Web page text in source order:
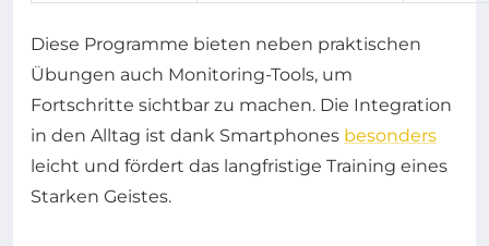
Diese Programme bieten neben praktischen
Übungen auch Monitoring-Tools, um
Fortschritte sichtbar zu machen. Die Integration
in den Alltag ist dank Smartphones besonders
leicht und fördert das langfristige Training eines
Starken Geistes.